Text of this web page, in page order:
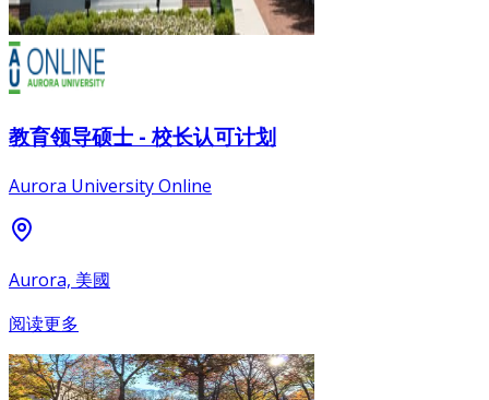
教育领导硕士 - 校长认可计划
Aurora University Online
Aurora, 美國
阅读更多